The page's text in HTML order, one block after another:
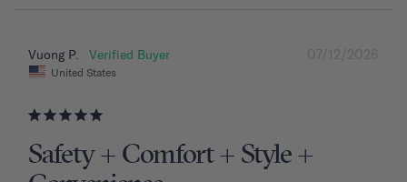
07/12/2026
Vuong P.
United States
Safety + Comfort + Style +